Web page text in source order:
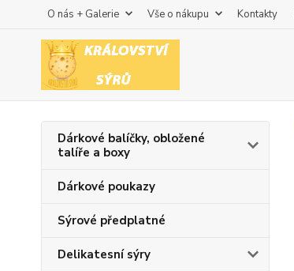
O nás + Galerie Vše o nákupu Kontakty
Dárkové balíčky, obložené
talíře a boxy
Dárkové poukazy
Sýrové předplatné
Delikatesní sýry